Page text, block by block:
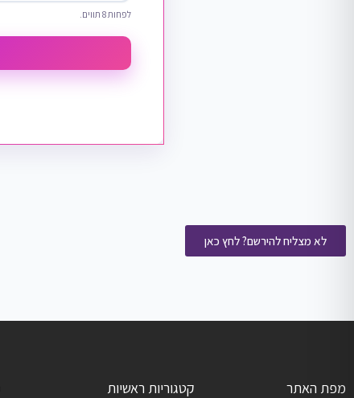
לפחות 8 תווים.
לא מצליח להירשם? לחץ כאן
מפת האתר קטגוריות ראשיות